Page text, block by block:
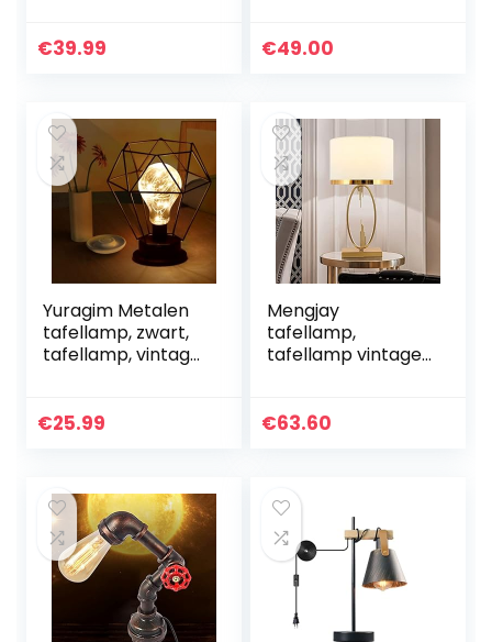
schakelaar, E14
€39.99
decoratieve lamp,
€49.00
Yuragim Metalen
tafellamp, zwart,
tafellamp, vintage
tafellamp,
€25.99
Mengjay
tafellamp,
tafellamp vintage,
en textiel in wit en
€63.60